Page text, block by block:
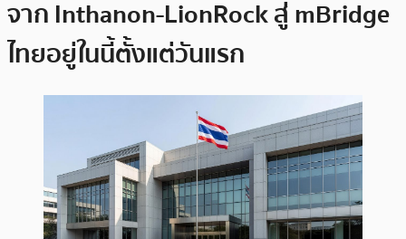
จาก Inthanon-LionRock สู่ mBridge
ไทยอยู่ในนี้ตั้งแต่วันแรก